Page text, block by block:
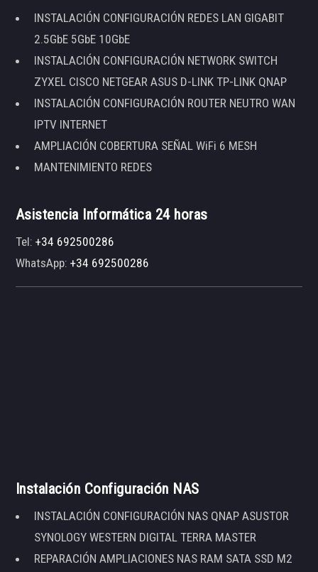
INSTALACIÓN CONFIGURACIÓN REDES LAN GIGABIT
2.5GbE 5GbE 10GbE
INSTALACIÓN CONFIGURACIÓN NETWORK SWITCH
ZYXEL CISCO NETGEAR ASUS D-LINK TP-LINK QNAP
INSTALACIÓN CONFIGURACIÓN ROUTER NEUTRO WAN
IPTV INTERNET
AMPLIACIÓN COBERTURA SEÑAL WiFi 6 MESH
MANTENIMIENTO REDES
Asistencia Informática 24 horas
Tel:+34 692500286
WhatsApp:+34 692500286
Instalación Configuración NAS
INSTALACIÓN CONFIGURACIÓN NAS QNAP ASUSTOR
SYNOLOGY WESTERN DIGITAL TERRA MASTER
REPARACIÓN AMPLIACIONES NAS RAM SATA SSD M2